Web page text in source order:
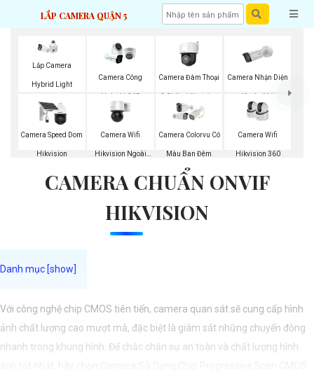
LẮP CAMERA QUẬN 5
Lắp Camera
Hybrid Light
Camera Công
Nghệ H.265
Hikvision
Camera Đàm Thoại
2 Chiều Hikvision
Camera Nhận Diện
Khuôn Mặt
Hikvision
Camera Speed Dom
Hikvision
Camera Wifi
Hikvision Ngoài
Camera Colorvu Có
Màu Ban Đêm
Camera Wifi
Hikvision 360
CAMERA CHUẨN ONVIF
HIKVISION
Với công nghệ chip CMOS tiên tiến, camera quan sát sẽ cung cấp hình
ảnh chất lượng cao mượt mà, đặc biệt là giám sát những chuyển động
nhanh trong khung hình. Để chắc chắn sự an toàn và chất lượng hình